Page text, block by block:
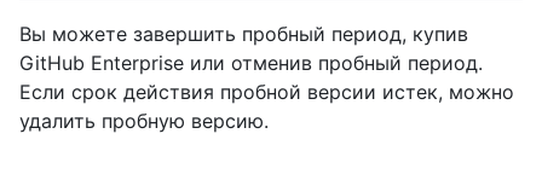
Вы можете завершить пробный период, купив
GitHub Enterprise или отменив пробный период.
Если срок действия пробной версии истек, можно
удалить пробную версию.